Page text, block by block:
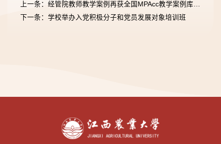
上一条：经管院教师教学案例再获全国MPAcc教学案例库收录
下一条：学校举办入党积极分子和党员发展对象培训班